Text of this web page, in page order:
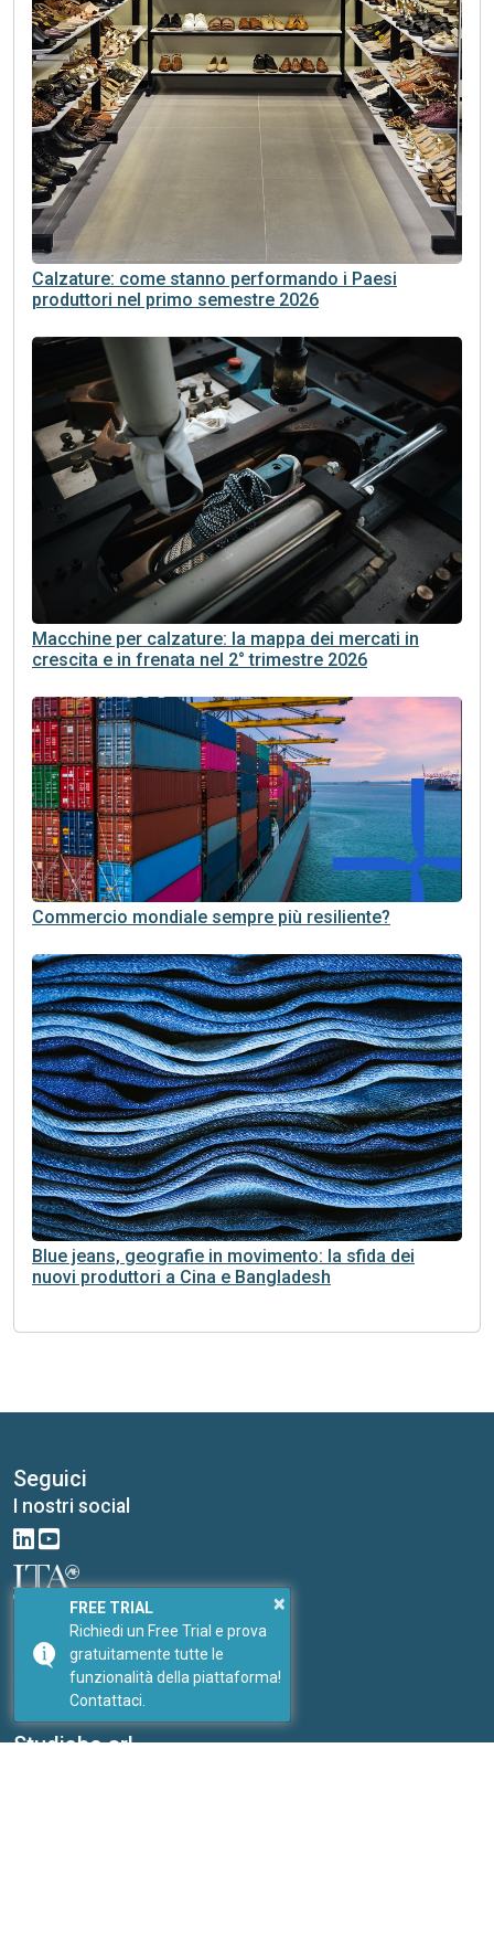
Calzature: come stanno performando i Paesi
produttori nel primo semestre 2026
Macchine per calzature: la mappa dei mercati in
crescita e in frenata nel 2° trimestre 2026
Commercio mondiale sempre più resiliente?
Blue jeans, geografie in movimento: la sfida dei
nuovi produttori a Cina e Bangladesh
Seguici
I nostri social
I nostri portali
PricePedia
ForDataScientist
Studiabo srl
×
FREE TRIAL
Richiedi un Free Trial e prova
gratuitamente tutte le
funzionalità della piattaforma!
Contattaci.